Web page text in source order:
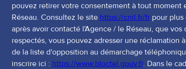
pouvez retirer votre consentement à tout moment
Réseau. Consultez le site https://cnil.fr/fr pour plus
après avoir contacté l'Agence / le Réseau, que
respectés, vous pouvez adresser une réclamation
de la liste d'opposition au démarchage
inscrire ici : https://www.bloctel.gouv.fr. Dans le